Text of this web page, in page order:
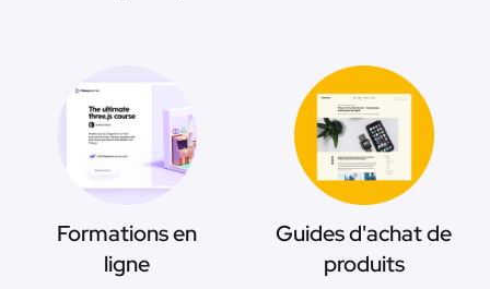
Formations en
ligne
Guides d'achat de
produits